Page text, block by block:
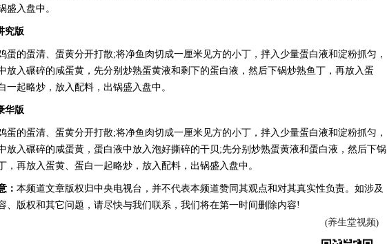
盛入盘中。
版
的蛋清、蛋黄分开打散;将净鱼肉切成一厘米见方的小丁，拌入少量蛋白液和淀粉抓匀，
放入碾碎的咸蛋黄，先分别炒熟蛋黄液和剩下的蛋白液，然后下锅炒熟鱼丁，再放入蛋
一起略炒，放入配料，出锅盛入盘中。
版
的蛋清、蛋黄分开打散;将净鱼肉切成一厘米见方的小丁，拌入少量蛋白液和淀粉抓匀，
放入碾碎的咸蛋黄，蛋白液中放入泡好撕碎的干贝;先分别炒熟蛋黄液和蛋白液，然后下锅
，再放入蛋黄、蛋白一起略炒，放入配料，出锅盛入盘中。
本频道文章版权归中央电视台，并不代表本频道赞同其观点和对其真实性负责。如涉及
、版权和其它问题，请尽快与我们联系，我们将在第一时间删除内容!
(养生堂视频)